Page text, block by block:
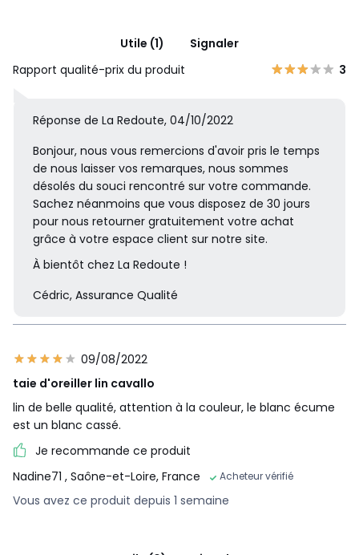
Utile (1)
Signaler
Rapport qualité-prix du produit
3
Réponse de La Redoute, 04/10/2022
Bonjour, nous vous remercions d'avoir pris le temps
de nous laisser vos remarques, nous sommes
désolés du souci rencontré sur votre commande.
Sachez néanmoins que vous disposez de 30 jours
pour nous retourner gratuitement votre achat
grâce à votre espace client sur notre site.
À bientôt chez La Redoute !
Cédric, Assurance Qualité
09/08/2022
taie d'oreiller lin cavallo
lin de belle qualité, attention à la couleur, le blanc écume
est un blanc cassé.
Je recommande ce produit
Nadine71 , Saône-et-Loire, France Acheteur vérifié
Vous avez ce produit depuis 1 semaine